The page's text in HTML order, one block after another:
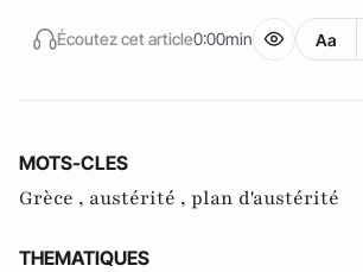
Écoutez cet article0:00min Aa
MOTS-CLES
Grèce , austérité , plan d'austérité
THEMATIQUES